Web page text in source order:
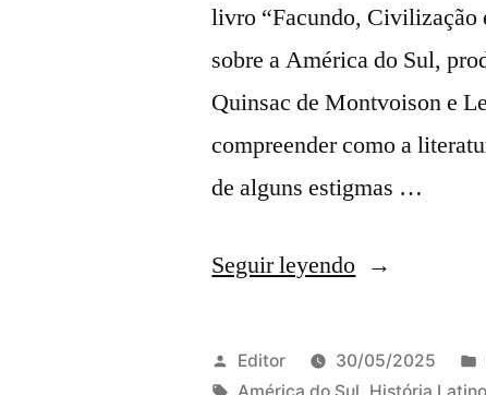
livro “Facundo, Civilização
sobre a América do Sul,
Quinsac de Montvoison e
compreender como a
de alguns estigmas …
Seguir leyendo«Literatura,
e
Publicado
por
Editor 30/05/2025
Etiquetas:
América do Sul, História